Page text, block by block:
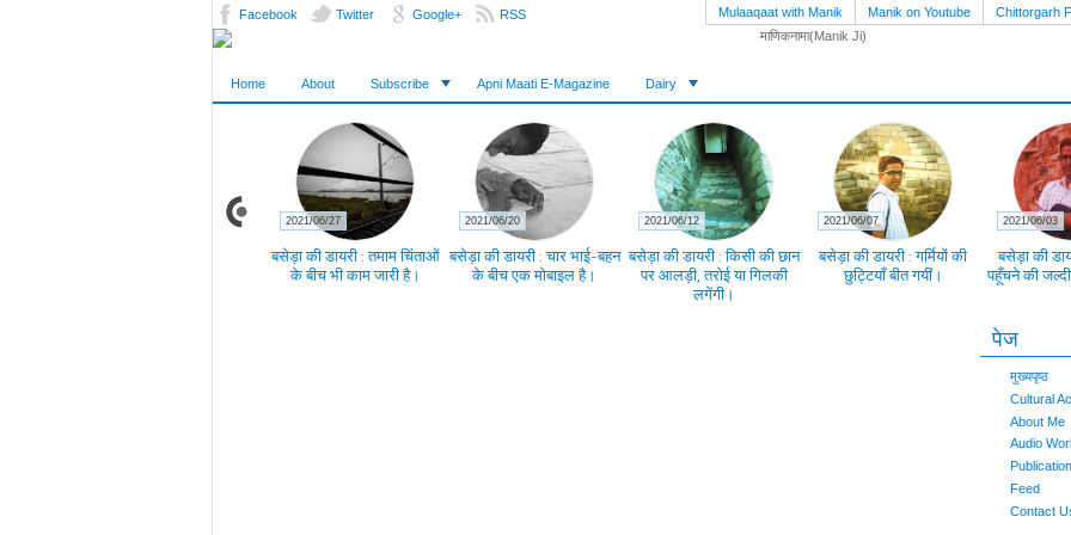
Facebook Twitter Google+ RSS Mulaaqaat with Manik Manik on Youtube Chittorgarh
Home About Subscribe Apni Maati E-Magazine Dairy
बसेड़ा की डायरी : तमाम चिंताओं
के बीच भी काम जारी है।
2021/06/27
बसेड़ा की डायरी : चार भाई-बहन
के बीच एक मोबाइल है।
2021/06/20
बसेड़ा की डायरी : किसी की छान
पर आलड़ी, तरोई या गिलकी
लगेंगी।
2021/06/12
बसेड़ा की डायरी : गर्मियों की
छुट्टियाँ बीत गयीं।
2021/06/07
बसेड़ा की
पहूँचने की
2021/06/03
पेज
मुख्यपृष्ठ
Cultural
About Me
Audio
Publication
Feed
Contact